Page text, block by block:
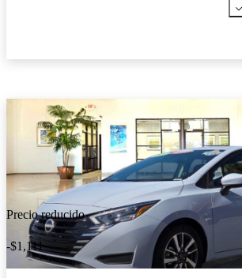
Precio reducido
-$1,111